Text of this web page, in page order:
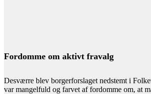
Fordomme om aktivt fravalg
Desværre blev borgerforslaget nedstemt i
var mangelfuld og farvet af fordomme om, at